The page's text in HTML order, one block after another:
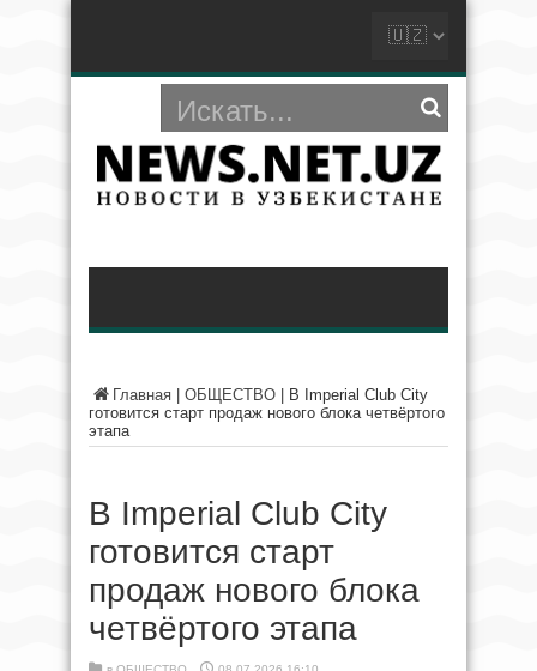
Главная ОБЩЕСТВО
В Imperial Club City
готовится старт продаж нового блока четвёртого
этапа
В Imperial Club City
готовится старт
продаж нового блока
четвёртого этапа